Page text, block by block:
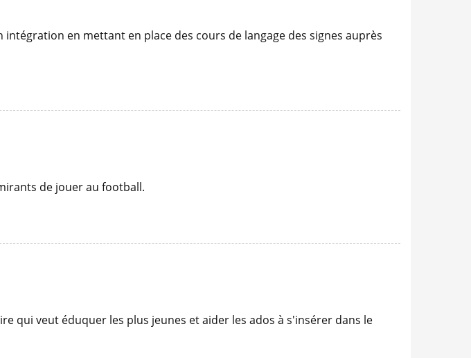
en mettant en place des cours de langage des signes auprès
de jouer au football.
qui veut éduquer les plus jeunes et aider les ados à s'insérer dans le